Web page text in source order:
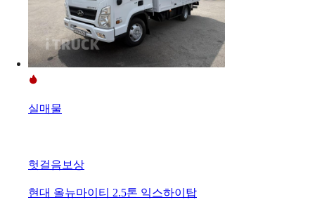
실매물
헛걸음보상
현대 올뉴마이티 2.5톤 익스하이탑